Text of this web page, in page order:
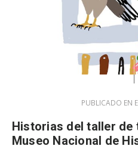
PUBLICADO EN
Historias del taller de
Museo Nacional de